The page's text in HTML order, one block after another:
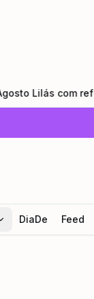
com reforço
DiaDe Feed